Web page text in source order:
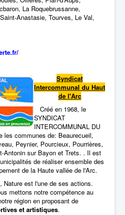
La Roquebrussanne,
Anastasie, Tourves, Le Val,
Syndicat
Intercommunal du Haut
de l'Arc
Créé en 1968, le
SYNDICAT
INTERCOMMUNAL DU
les communes de: Beaurecueil,
Peynier, Pourcieux, Pourrières,
Antonin sur Bayon et Trets. . Il est
de réaliser ensemble des
de la Haute vallée de l'Arc.
Nature est l'une de ses actions.
mettons notre compétence au
région en proposant de
et artistiques.